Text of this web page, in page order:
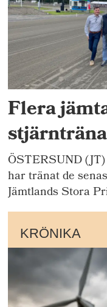
Flera
ÖSTERSUND
har tränat de
Jämtlands Stora
KRÖNIKA